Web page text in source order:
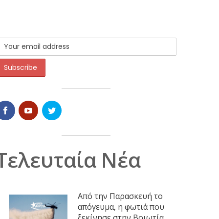
Νέα
Από την Παρασκευή το
απόγευμα, η φωτιά που